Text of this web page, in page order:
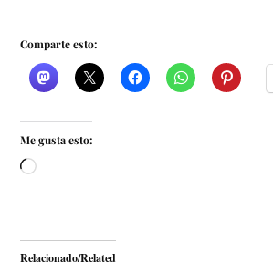
Comparte esto:
Me gusta esto:
Relacionado/Related